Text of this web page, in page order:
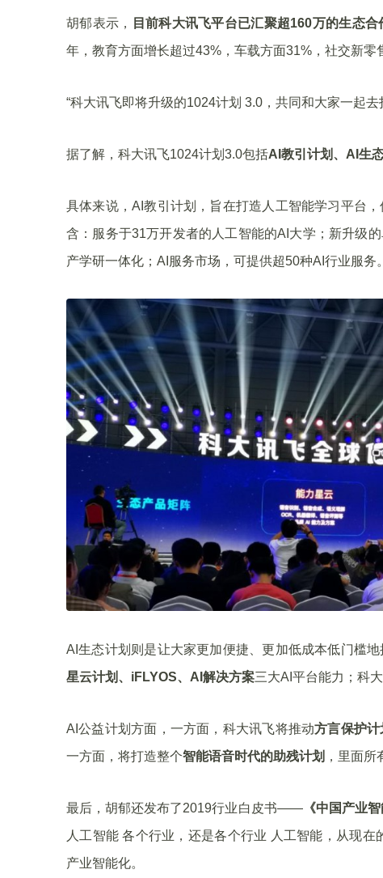
胡郁表示， 目前科大讯飞平台已汇聚超160万的生态合
年，教育方面增长超过43%，车载方面31%，社交新零
“科大讯飞即将升级的1024计划 3.0，共同和大家一起
据了解，科大讯飞1024计划3.0包括AI教引计划、AI生
具体来说，AI教引计划，旨在打造人工智能学习平台
含：服务于31万开发者的人工智能的AI大学；新升级
产学研一体化；AI服务市场，可提供超50种AI行业服务。
AI生态计划则是让大家更加便捷、更加低成本低门槛
星云计划、iFLYOS、AI解决方案三大AI平台能力；科
AI公益计划方面，一方面，科大讯飞将推动方言保护计
一方面，将打造整个智能语音时代的助残计划 ，里面所
最后，胡郁还发布了2019行业白皮书——《中国产业智
人工智能 各个行业，还是各个行业 人工智能，从现
产业智能化。